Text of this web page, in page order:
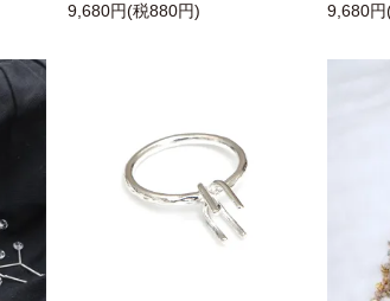
9,680円(税880円) 9,680